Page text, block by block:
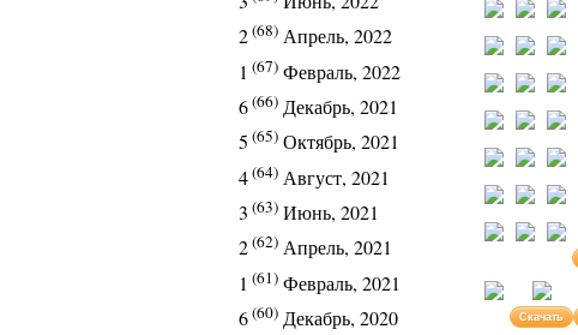
2(68) Апрель, 2022
1 (67) Февраль, 2022
6(66) Декабрь, 2021
5 (65) Октябрь, 2021
4(64) Август, 2021
3 (63) Июнь, 2021
2(62) Апрель, 2021
1 (61) Февраль, 2021
6(60) Декабрь, 2020
Скачать